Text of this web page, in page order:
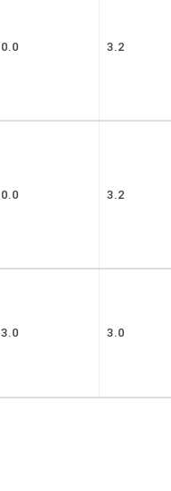
0.0 3.2
0.0 3.2
3.0 3.0